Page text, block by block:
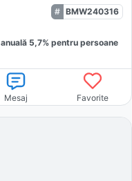
BMW240316
anuală 5,7% pentru persoane
Mesaj Favorite